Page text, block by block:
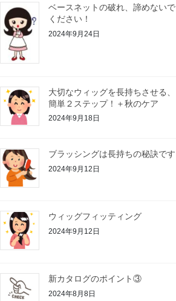
ベースネットの破れ、諦めないで
ください！
2024年9月24日
大切なウィッグを長持ちさせる、
簡単２ステップ！＋秋のケア
2024年9月18日
ブラッシングは長持ちの秘訣です
2024年9月12日
ウィッグフィッティング
2024年9月12日
新カタログのポイント③
2024年8月8日